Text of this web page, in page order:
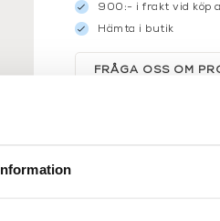
Information
900:- i frakt vid köp
Hämta i butik
FRÅGA OSS OM